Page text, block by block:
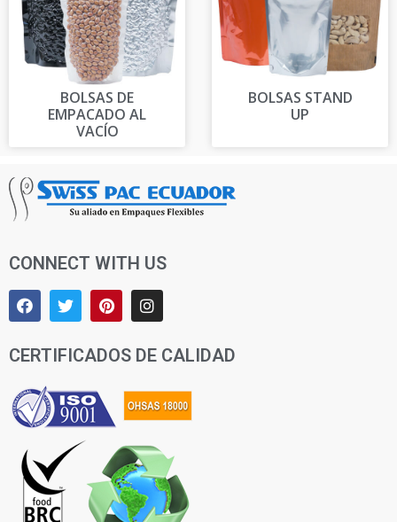
BOLSAS DE
EMPACADO AL
VACÍO
BOLSAS STAND
UP
CONNECT WITH US
CERTIFICADOS DE CALIDAD